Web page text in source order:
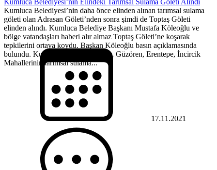
Kumluca Belediyesi’nin daha önce elinden alınan tarımsal sulama
göleti olan Adrasan Göleti’nden sonra şimdi de Toptaş Göleti
elinden alındı. Kumluca Belediye Başkanı Mustafa Köleoğlu ve
bölge vatandaşları haberi alır almaz Toptaş Göleti’ne koşarak
tepkilerini ortaya koydu. Başkan Köleoğlu basın açıklamasında
bulundu. Kumluca ilçesinde Toptaş, Güzören, Erentepe, İncircik
Mahallerinin tarımsal sulama...
17.11.2021